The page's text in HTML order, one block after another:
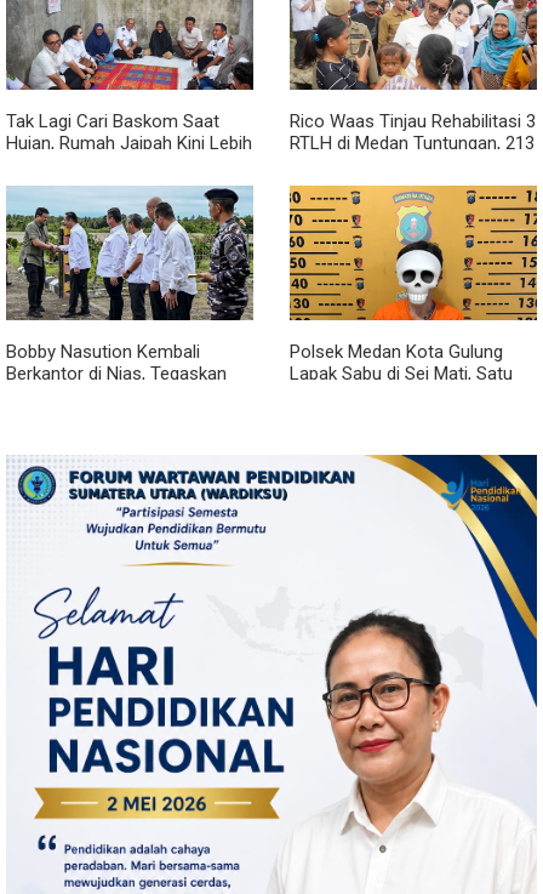
Tak Lagi Cari Baskom Saat
Hujan, Rumah Jaipah Kini Lebih
Rico Waas Tinjau Rehabilitasi 3
RTLH di Medan Tuntungan, 213
Bobby Nasution Kembali
Berkantor di Nias, Tegaskan
Polsek Medan Kota Gulung
Lapak Sabu di Sei Mati, Satu